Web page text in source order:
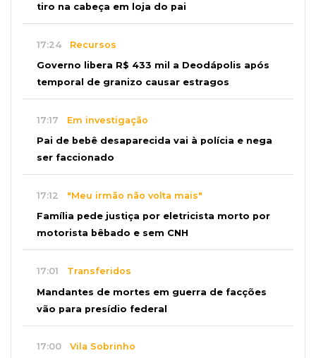
tiro na cabeça em loja do pai
17:24 Recursos
Governo libera R$ 433 mil a Deodápolis após
temporal de granizo causar estragos
17:17 Em investigação
Pai de bebê desaparecida vai à polícia e nega
ser faccionado
17:12 "Meu irmão não volta mais"
Família pede justiça por eletricista morto por
motorista bêbado e sem CNH
17:01 Transferidos
Mandantes de mortes em guerra de facções
vão para presídio federal
17:00 Vila Sobrinho